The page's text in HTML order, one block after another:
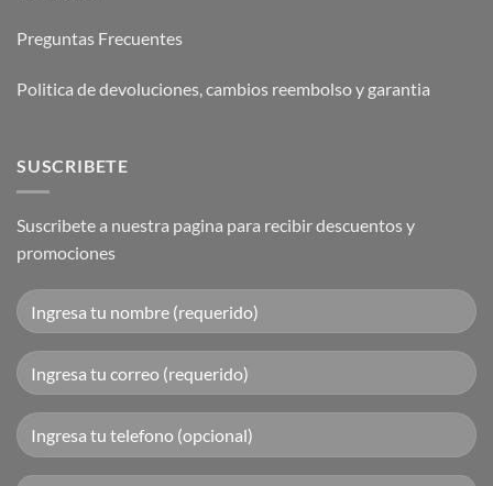
Preguntas Frecuentes
Politica de devoluciones, cambios reembolso y garantia
SUSCRIBETE
Suscribete a nuestra pagina para recibir descuentos y
promociones